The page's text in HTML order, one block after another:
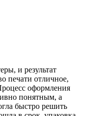
и результат
печати отличное,
оформления
понятным, а
быстро решить